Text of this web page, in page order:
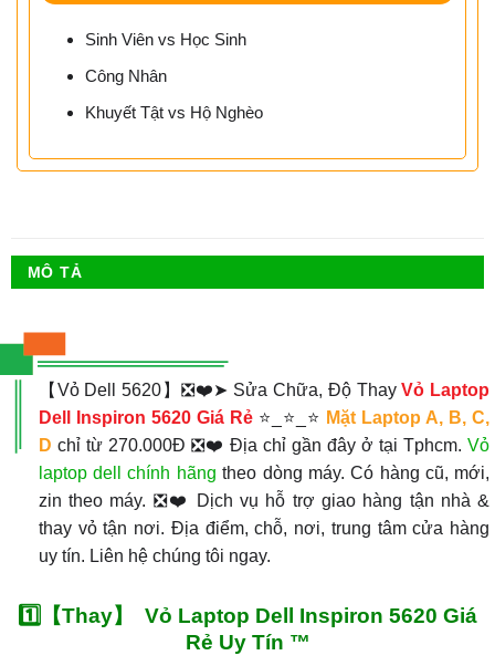
Sinh Viên vs Học Sinh
Công Nhân
Khuyết Tật vs Hộ Nghèo
MÔ TẢ
【Vỏ Dell 5620】❎❤️➤ Sửa Chữa, Độ ThayVỏ Laptop
Dell Inspiron 5620 Giá Rẻ⭐_⭐_⭐ Mặt Laptop A, B, C,
D chỉ từ 270.000Đ ❎❤️ Địa chỉ gần đây ở tại Tphcm.Vỏ
laptop dell chính hãng theo dòng máy. Có hàng cũ, mới,
zin theo máy. ❎❤️ Dịch vụ hỗ trợ giao hàng tận nhà &
thay vỏ tận nơi. Địa điểm, chỗ, nơi, trung tâm cửa hàng
uy tín. Liên hệ chúng tôi ngay.
1️⃣【Thay】 Vỏ Laptop Dell Inspiron 5620 Giá
Rẻ Uy Tín ™